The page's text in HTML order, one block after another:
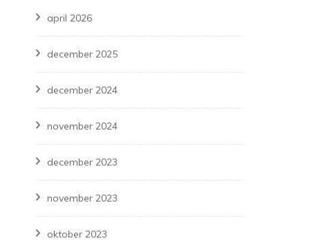
april 2026
december 2025
december 2024
november 2024
december 2023
november 2023
oktober 2023